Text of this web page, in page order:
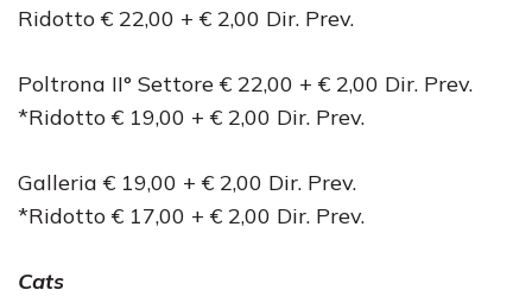
Ridotto € 22,00 + € 2,00 Dir. Prev.
Poltrona II° Settore € 22,00 + € 2,00 Dir. Prev.
*Ridotto € 19,00 + € 2,00 Dir. Prev.
Galleria € 19,00 + € 2,00 Dir. Prev.
*Ridotto € 17,00 + € 2,00 Dir. Prev.
Cats